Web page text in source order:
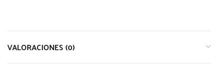
VALORACIONES (0)